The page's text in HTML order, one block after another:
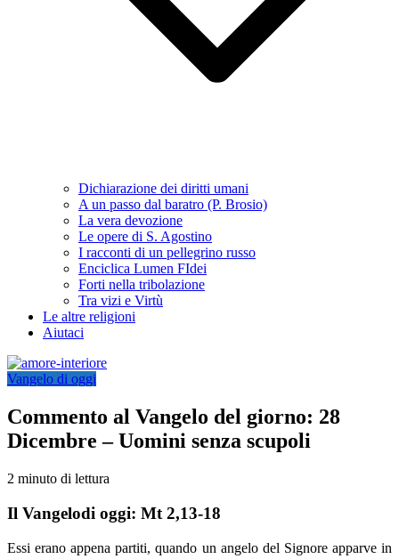
Dichiarazione dei diritti umani
A un passo dal baratro (P. Brosio)
La vera devozione
Le opere di S. Agostino
I racconti di un pellegrino russo
Enciclica Lumen FIdei
Forti nella tribolazione
Tra vizi e Virtù
Le altre religioni
Aiutaci
Vangelo di oggi
Commento al Vangelo del giorno: 28
Dicembre – Uomini senza scupoli
2 minuto di lettura
Il Vangelodi oggi: Mt 2,13-18
Essi erano appena partiti, quando un angelo del Signore apparve in